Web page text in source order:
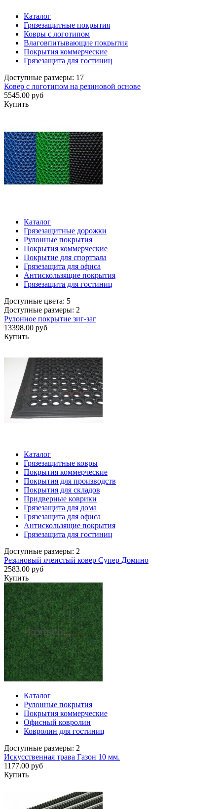
Каталог
Грязезащитные покрытия
Ковры с логотипом
Влаговпитывающие покрытия
Покрытия коммерческие
Грязезащита для гостиниц
Доступные размеры: 17
Ковер с логотипом на резиновой основе
5545.00 руб
Купить
Каталог
Грязезащитные дорожки
Рулонные покрытия
Покрытия коммерческие
Покрытие для спортзала
Грязезащита для офиса
Антискользящие покрытия
Грязезащита для гостиниц
Доступные цвета: 5
Доступные размеры: 2
Рулонное покрытие зиг-заг
13398.00 руб
Купить
Каталог
Грязезащитные ковры
Покрытия коммерческие
Покрытия для производств
Покрытия для складов
Придверные коврики
Грязезащита для дома
Грязезащита для офиса
Антискользящие покрытия
Грязезащита для гостиниц
Доступные размеры: 2
Резиновый ячеистый ковер Супер Домино
2583.00 руб
Купить
Каталог
Рулонные покрытия
Покрытия коммерческие
Офисный ковролин
Ковролин для гостиниц
Доступные размеры: 2
Искусственная трава Газон 10 мм.
1177.00 руб
Купить